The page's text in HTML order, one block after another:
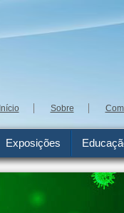
Início Sobre
Exposições